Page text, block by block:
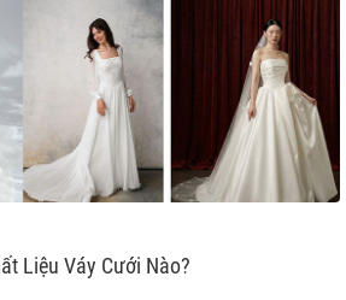
Liệu Váy Cưới Nào?